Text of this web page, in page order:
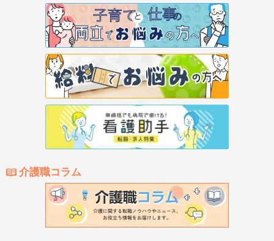
介護職コラム